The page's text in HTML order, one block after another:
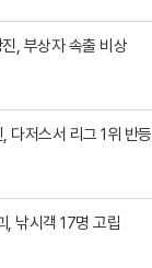
, 부상자 속출 비상
다저스서 리그 1위 반등
, 낚시객 17명 고립